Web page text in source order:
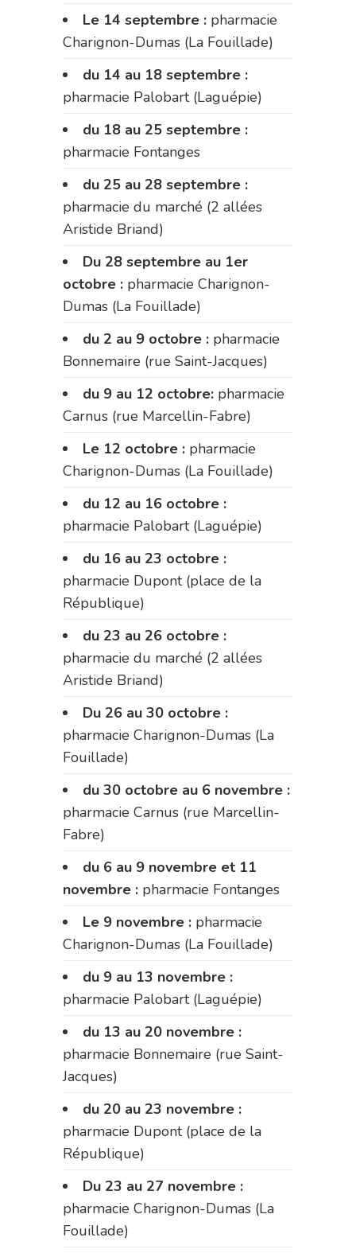
Le 14 septembre : pharmacie
Charignon-Dumas (La Fouillade)
du 14 au 18 septembre :
pharmacie Palobart (Laguépie)
du 18 au 25 septembre :
pharmacie Fontanges
du 25 au 28 septembre :
pharmacie du marché (2 allées
Aristide Briand)
Du 28 septembre au 1er
octobre : pharmacie Charignon-
Dumas (La Fouillade)
du 2 au 9 octobre : pharmacie
Bonnemaire (rue Saint-Jacques)
du 9 au 12 octobre: pharmacie
Carnus (rue Marcellin-Fabre)
Le 12 octobre : pharmacie
Charignon-Dumas (La Fouillade)
du 12 au 16 octobre :
pharmacie Palobart (Laguépie)
du 16 au 23 octobre :
pharmacie Dupont (place de la
République)
du 23 au 26 octobre :
pharmacie du marché (2 allées
Aristide Briand)
Du 26 au 30 octobre :
pharmacie Charignon-Dumas (La
Fouillade)
du 30 octobre au 6 novembre :
pharmacie Carnus (rue Marcellin-
Fabre)
du 6 au 9 novembre et 11
novembre : pharmacie Fontanges
Le 9 novembre : pharmacie
Charignon-Dumas (La Fouillade)
du 9 au 13 novembre :
pharmacie Palobart (Laguépie)
du 13 au 20 novembre :
pharmacie Bonnemaire (rue Saint-
Jacques)
du 20 au 23 novembre :
pharmacie Dupont (place de la
République)
Du 23 au 27 novembre :
pharmacie Charignon-Dumas (La
Fouillade)